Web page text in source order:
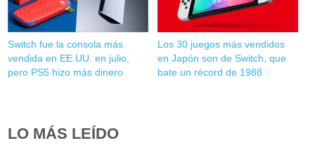
Switch fue la consola más
vendida en EE.UU. en julio,
pero PS5 hizo más dinero
Los 30 juegos más vendidos
en Japón son de Switch, que
bate un récord de 1988
LO MÁS LEÍDO